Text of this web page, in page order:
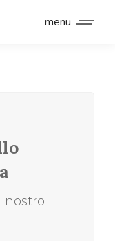
menu
nostro